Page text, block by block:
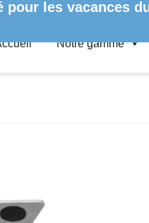
pour les vacances
Notre gamme
/ SUPPORT DE TABLE À